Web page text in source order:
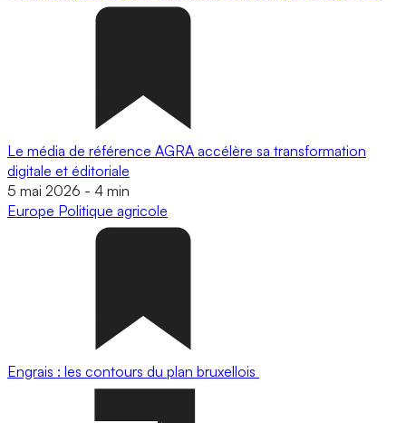
Le média de référence AGRA accélère sa transformation
digitale et éditoriale
5 mai 2026 - 4 min
Europe Politique agricole
Engrais : les contours du plan bruxellois